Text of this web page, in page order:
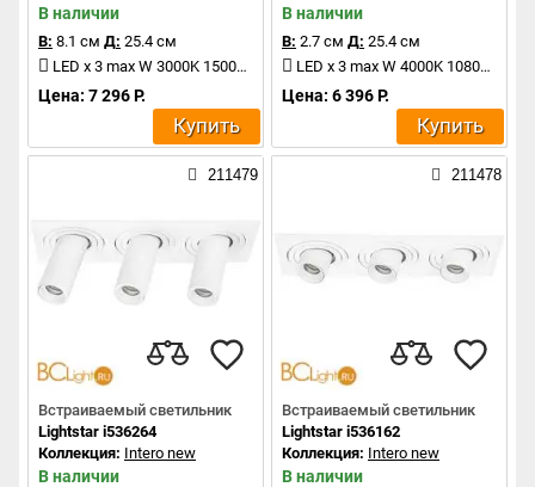
В наличии
В: 8.1 см Д: 25.4 см
LED x 3 max W 3000K 1500Lm
Цена: 7 296 Р.
Купить
В наличии
В: 2.7 см Д: 25.4 см
LED x 3 max W 4000K 1080Lm
Цена: 6 396 Р.
Купить
211479
Встраиваемый светильник
Lightstar i536264
Коллекция: Intero new
В наличии
211478
Встраиваемый светильник
Lightstar i536162
Коллекция: Intero new
В наличии